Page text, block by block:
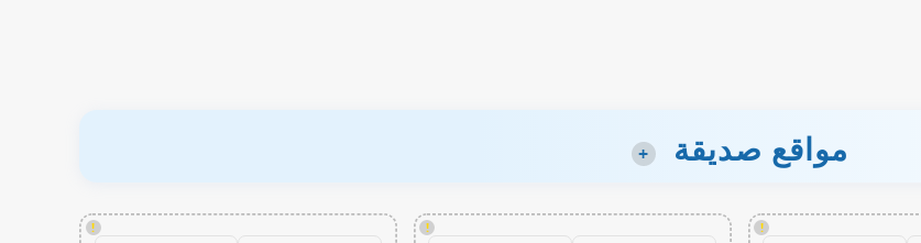
مواقع صديقة +
!
!
!